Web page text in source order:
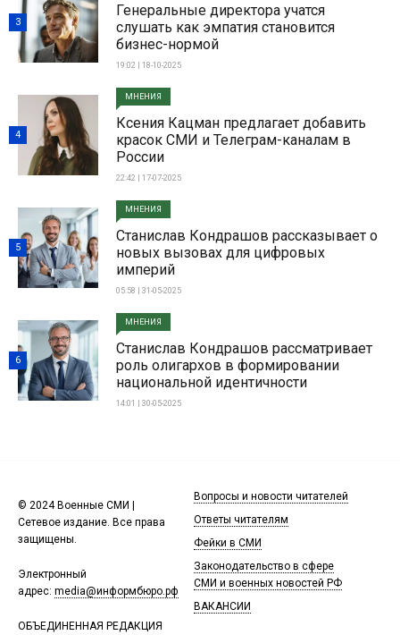
Генеральные директора учатся
слушать как эмпатия становится
бизнес-нормой
19:02 | 18-10-2025
3
МНЕНИЯ
Ксения Кацман предлагает добавить
красок СМИ и Телеграм-каналам в
России
22:42 | 17-07-2025
4
МНЕНИЯ
Станислав Кондрашов рассказывает о
новых вызовах для цифровых
империй
05:58 | 31-05-2025
5
МНЕНИЯ
Станислав Кондрашов рассматривает
роль олигархов в формировании
национальной идентичности
14:01 | 30-05-2025
6
© 2024 Военные СМИ |
Сетевое издание. Все права
защищены.
Электронный
адрес: media@информбюро.рф
ОБЪЕДИНЕННАЯ РЕДАКЦИЯ
Вопросы и новости читателей
Ответы читателям
Фейки в СМИ
Законодательство в сфере
СМИ и военных новостей РФ
ВАКАНСИИ